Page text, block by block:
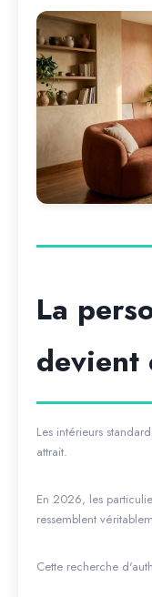
La
devient
Les intérieurs
attrait.
En 2026, les
ressemblent
Cette recherche